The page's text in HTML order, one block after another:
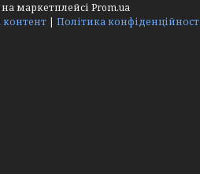
маркетплейсі Prom.ua
контент | Політика